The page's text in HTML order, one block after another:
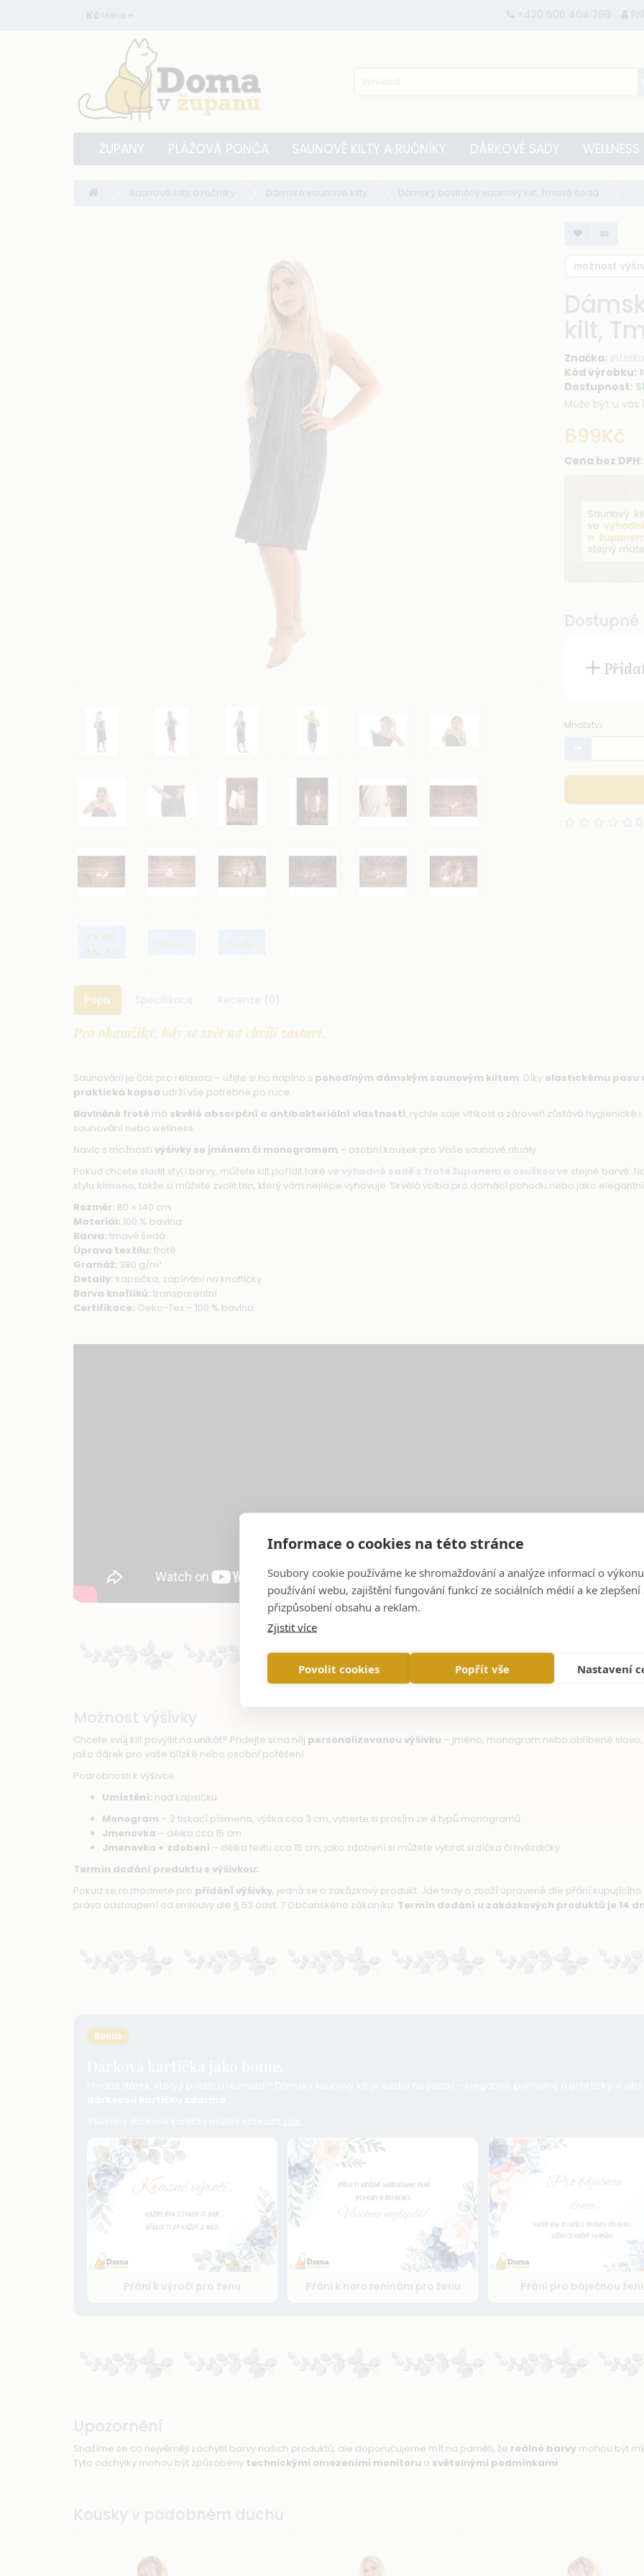
Informace o cookies na této stránce
Soubory cookie používáme ke shromažďování a analýze informací o
používání webu, zajištění fungování funkcí ze sociálních médií a ke zlepšení
přizpůsobení obsahu a reklam.
Zjistit více
Povolit cookies Popřít vše Nastavení
Kč Měna +420 606 464 298
ŽUPANY PLÁŽOVÁ PONČA SAUNOVÉ KILTY A RUČNÍKY DÁRKOVÉ SADY
Saunové kilty a ručníky Dámské saunové kilty Dámský bavlněný saunový kilt, Tmavě šedá
možnost
kilt,
Značka:
Kód výrobku:
Dostupnost:
Může být u vás
699Kč
Cena bez DPH:
Množství
Popis Specifikace Recenze (0)
Pro okamžiky, kdy se svět na chvíli zastaví.
Saunování je čas pro relaxaci – užijte si ho naplno s pohodlným dámským saunovým kiltem. Díky elastickému pasu
praktická kapsa udrží vše potřebné po ruce.
Bavlněné froté má skvělé absorpční a antibakteriální vlastnosti, rychle saje vlhkost a zároveň zůstává
saunování nebo wellness.
Navíc s možností výšivky se jménem či monogramem – osobní kousek pro Vaše saunové rituály.
Pokud chcete sladit styl i barvy, můžete kilt pořídit také ve výhodné sadě s froté županem a osuškou ve stejné barvě.
stylu kimono, takže si můžete zvolit ten, který vám nejlépe vyhovuje. Skvělá volba pro domácí pohodu nebo jako
Rozměr: 80 × 140 cm
Materiál: 100 % bavlna
Barva: tmavě šedá
Úprava textilu: froté
Gramáž: 380 g/m²
Detaily: kapsička, zapínání na knoflíčky
Barva knoflíků: transparentní
Certifikace: Oeko-Tex – 100 % bavlna
Možnost výšivky
Chcete svůj kilt povýšit na unikát? Přidejte si na něj personalizovanou výšivku – jméno, monogram nebo oblíbené
jako dárek pro vaše blízké nebo osobní potěšení.
Podrobnosti k výšivce:
Umístění: nad kapsičku
Monogram – 2 tiskací písmena, výška cca 3 cm, vyberte si prosím ze 4 typů monogramů
Jmenovka – délka cca 15 cm
Jmenovka + zdobení – délka textu cca 15 cm, jako zdobení si můžete vybrat srdíčka či hvězdičky
Termín dodání produktu s výšivkou:
Pokud se rozhodnete pro přidání výšivky, jedná se o zakázkový produkt. Jde tedy o zboží upravené dle přání
právo odstoupení od smlouvy dle § 53 odst. 7 Občanského zákoníku. Termín dodání u zakázkových produktů je 14
Bonus
Přání k výročí pro ženu Přání k narozeninám pro ženu Přání pro báječnou
Upozornění
Snažíme se co nejvěrněji zachytit barvy našich produktů, ale doporučujeme mít na paměti, že reálné barvy mohou být
Tyto odchylky mohou být způsobeny technickými omezeními monitoru a světelnými podmínkami.
Kousky v podobném duchu